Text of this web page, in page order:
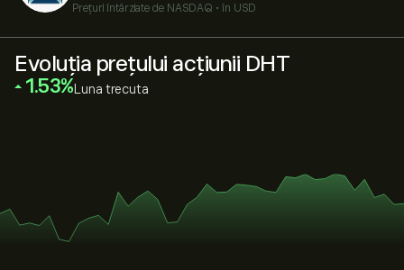
Prețuri întârziate de NASDAQ • în USD
Evoluția prețului acțiunii DHT
‎1.53‎ Luna trecuta